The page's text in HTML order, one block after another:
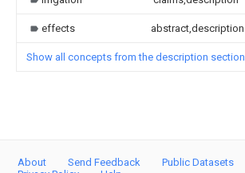
effects abstract,description
Show all concepts from the description section
About Send Feedback Public Datasets